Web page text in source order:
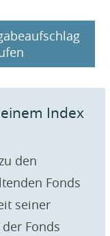
Index
den
Fonds
seiner
Fonds